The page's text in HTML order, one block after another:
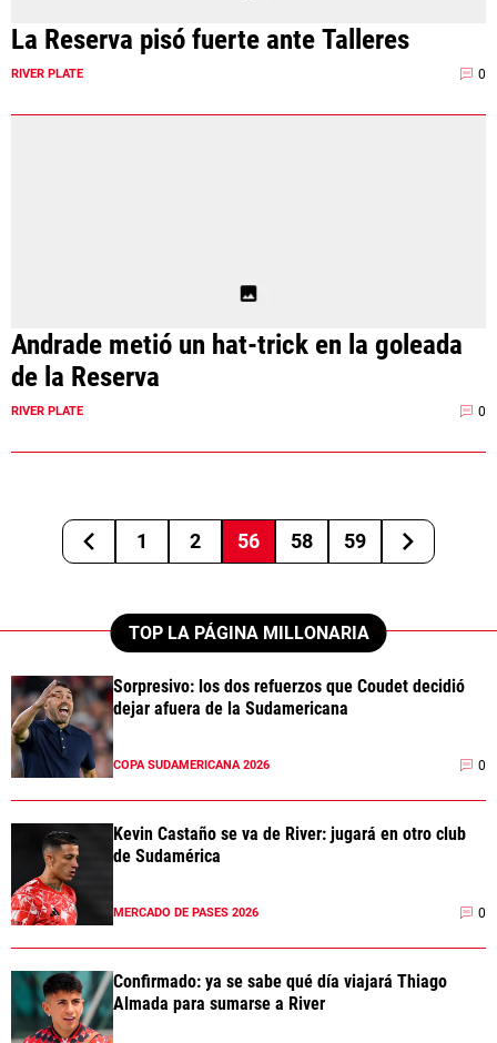
La Reserva pisó fuerte ante Talleres
RIVER PLATE 0
Andrade metió un hat-trick en la goleada
de la Reserva
RIVER PLATE 0
1 2 56 58 59
TOP LA PÁGINA MILLONARIA
Sorpresivo: los dos refuerzos que Coudet decidió
dejar afuera de la Sudamericana
COPA SUDAMERICANA 2026 0
Kevin Castaño se va de River: jugará en otro club
de Sudamérica
MERCADO DE PASES 2026 0
Confirmado: ya se sabe qué día viajará Thiago
Almada para sumarse a River